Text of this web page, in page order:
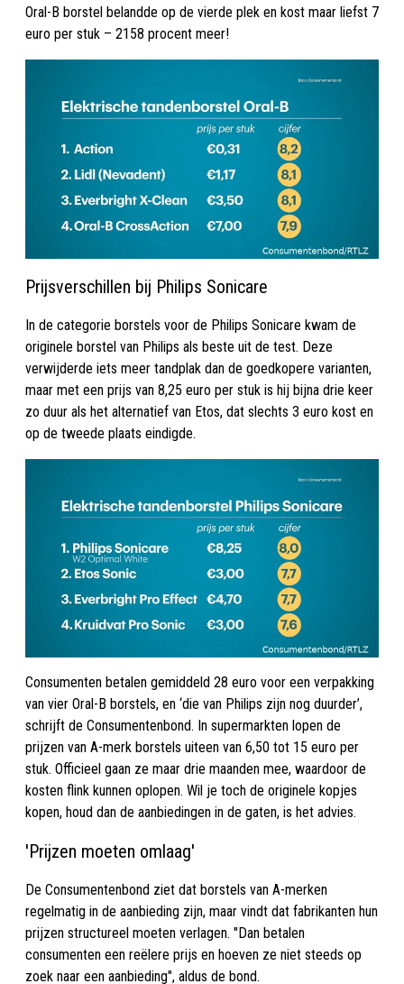
Oral-B borstel belandde op de vierde plek en kost maar liefst 7
euro per stuk – 2158 procent meer!
Prijsverschillen bij Philips Sonicare
In de categorie borstels voor de Philips Sonicare kwam de
originele borstel van Philips als beste uit de test. Deze
verwijderde iets meer tandplak dan de goedkopere varianten,
maar met een prijs van 8,25 euro per stuk is hij bijna drie keer
zo duur als het alternatief van Etos, dat slechts 3 euro kost en
op de tweede plaats eindigde.
Consumenten betalen gemiddeld 28 euro voor een verpakking
van vier Oral-B borstels, en ‘die van Philips zijn nog duurder’,
schrijft de Consumentenbond. In supermarkten lopen de
prijzen van A-merk borstels uiteen van 6,50 tot 15 euro per
stuk. Officieel gaan ze maar drie maanden mee, waardoor de
kosten flink kunnen oplopen. Wil je toch de originele kopjes
kopen, houd dan de aanbiedingen in de gaten, is het advies.
'Prijzen moeten omlaag'
De Consumentenbond ziet dat borstels van A-merken
regelmatig in de aanbieding zijn, maar vindt dat fabrikanten hun
prijzen structureel moeten verlagen. "Dan betalen
consumenten een reëlere prijs en hoeven ze niet steeds op
zoek naar een aanbieding", aldus de bond.